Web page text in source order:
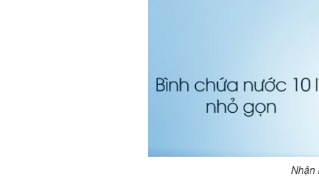
Nhận